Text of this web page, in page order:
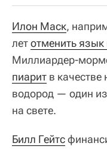
Илон Маск,
летотменить язык
Миллиардер-
пиарит в
водород — один
на свете.
Билл Гейтс